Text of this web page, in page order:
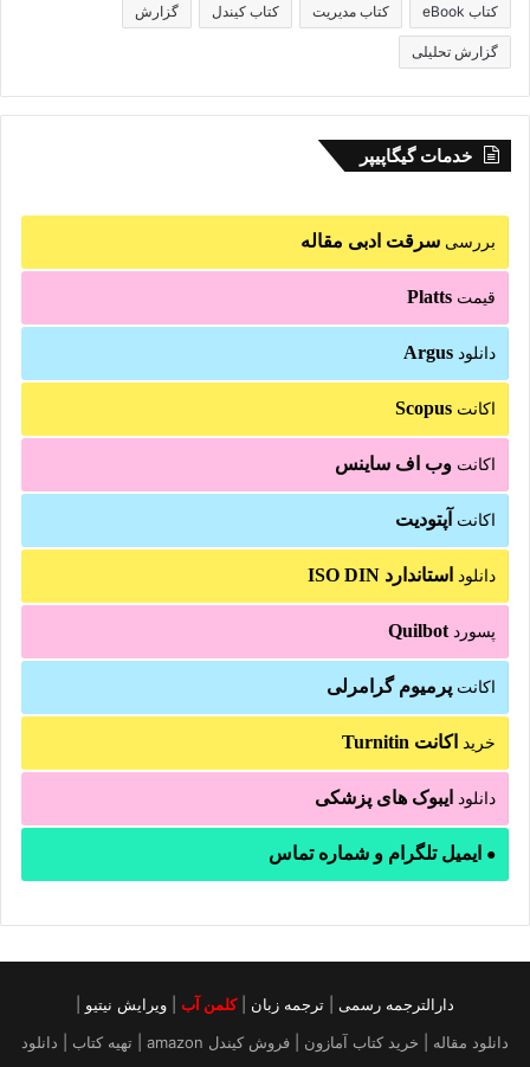
کتاب eBook کتاب مدیریت کتاب کیندل گزارش
گزارش تحلیلی
خدمات گیگاپیپر
بررسی سرقت ادبی مقاله
قیمت Platts
دانلود Argus
اکانت Scopus
اکانت وب اف ساینس
اکانت آپتودیت
دانلود استاندارد ISO DIN
پسورد Quilbot
اکانت پرمیوم گرامرلی
خرید اکانت Turnitin
دانلود ایبوک های پزشکی
● ایمیل تلگرام و شماره تماس
دارالترجمه رسمی ترجمه زبان |کلمن آب ویرایش نیتیو
دانلود مقاله | خرید کتاب آمازون | فروش کیندل amazon | تهیه کتاب | دانلود